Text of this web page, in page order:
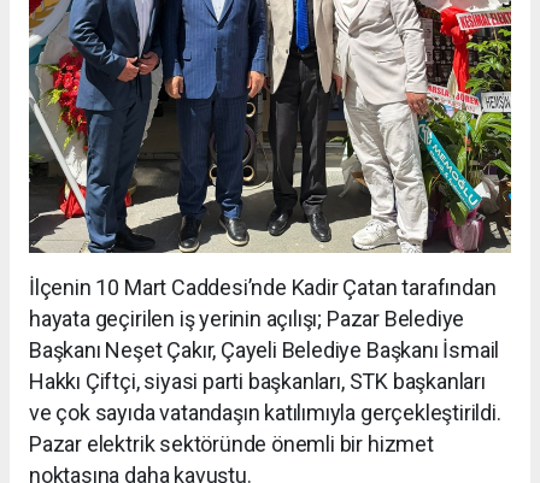
İlçenin 10 Mart Caddesi’nde Kadir Çatan tarafından
hayata geçirilen iş yerinin açılışı; Pazar Belediye
Başkanı Neşet Çakır, Çayeli Belediye Başkanı İsmail
Hakkı Çiftçi, siyasi parti başkanları, STK başkanları
ve çok sayıda vatandaşın katılımıyla gerçekleştirildi.
Pazar elektrik sektöründe önemli bir hizmet
noktasına daha kavuştu.